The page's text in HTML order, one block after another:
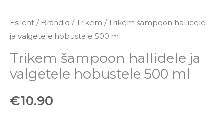
Esileht / Brändid /Trikem / Trikem šampoon hallidele
ja valgetele hobustele 500 ml
Trikem šampoon hallidele ja
valgetele hobustele 500 ml
€10.90